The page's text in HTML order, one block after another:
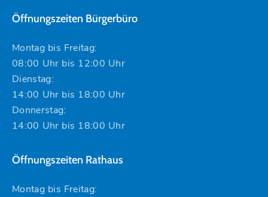
Öffnungszeiten Bürgerbüro
Montag bis Freitag:
08:00 Uhr bis 12:00 Uhr
Dienstag:
14:00 Uhr bis 18:00 Uhr
Donnerstag:
14:00 Uhr bis 18:00 Uhr
Öffnungszeiten Rathaus
Montag bis Freitag: